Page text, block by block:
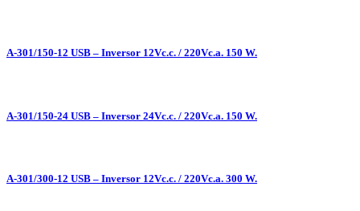
A-301/150-12 USB – Inversor 12Vc.c. / 220Vc.a. 150 W.
A-301/150-24 USB – Inversor 24Vc.c. / 220Vc.a. 150 W.
A-301/300-12 USB – Inversor 12Vc.c. / 220Vc.a. 300 W.